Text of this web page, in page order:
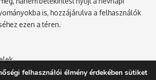
is, hozzájárulva a felhasználók
ezen a téren.
felhasználói élmény érdekében sütiket